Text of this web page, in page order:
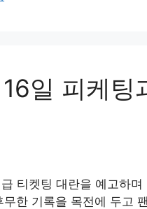
16일 피케
티켓팅 대란을 예고하
한 기록을 목전에 두고